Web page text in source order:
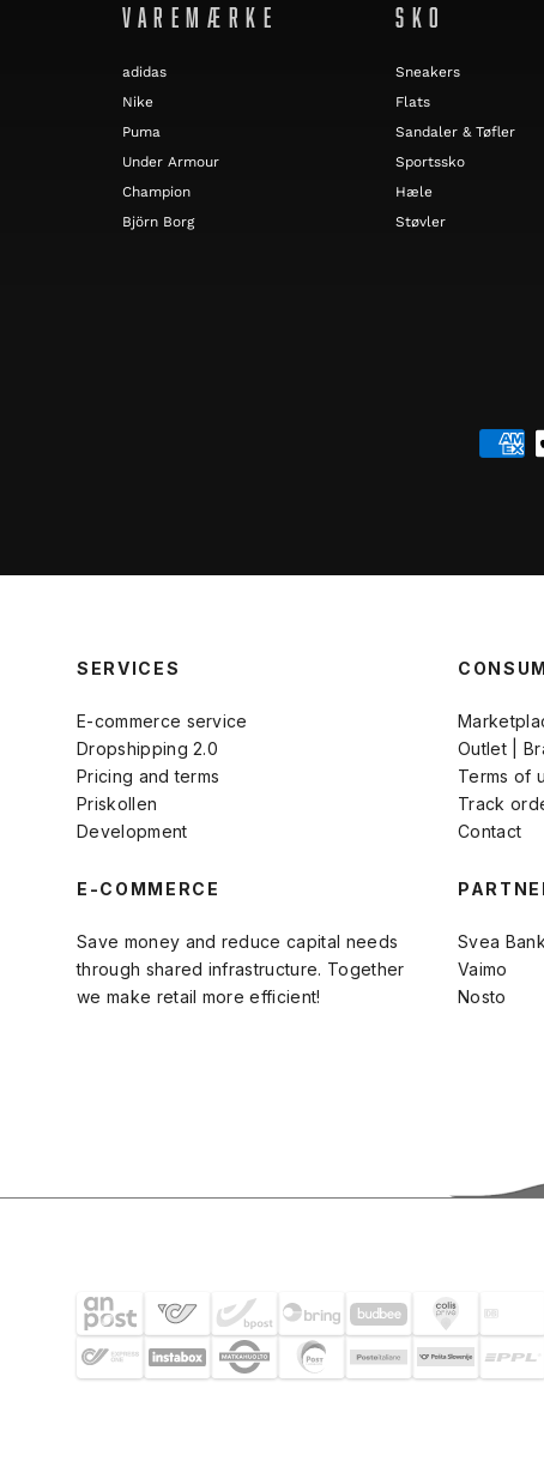
VAREMÆRKE
adidas
Nike
Puma
Under Armour
Champion
Björn Borg
SKO
Sneakers
Flats
Sandaler & Tøfler
Sportssko
Hæle
Støvler
SERVICES
E-commerce service
Dropshipping 2.0
Pricing and terms
Priskollen
Development
Outlet |
Terms of
Track
Contact
E-COMMERCE
Save money and reduce capital needs
through shared infrastructure. Together
we make retail more efficient!
Svea Bank
Vaimo
Nosto